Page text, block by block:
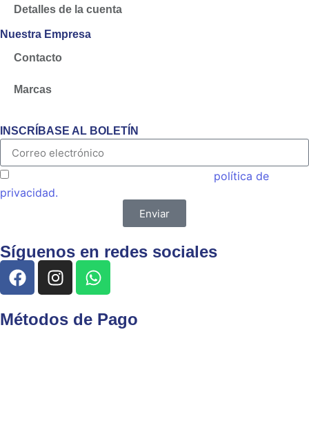
Detalles de la cuenta
Nuestra Empresa
Contacto
Marcas
INSCRÍBASE AL BOLETÍN
política de
privacidad.
Enviar
Síguenos en redes sociales
Métodos de Pago